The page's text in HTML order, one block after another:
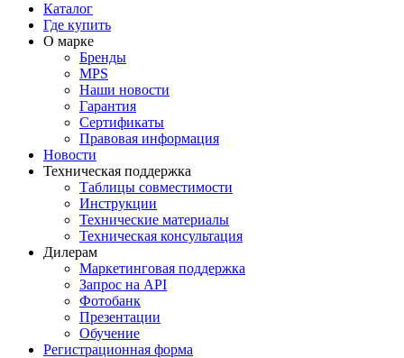
Каталог
Где купить
О марке
Бренды
MPS
Наши новости
Гарантия
Сертификаты
Правовая информация
Новости
Техническая поддержка
Таблицы совместимости
Инструкции
Технические материалы
Техническая консультация
Дилерам
Маркетинговая поддержка
Запрос на API
Фотобанк
Презентации
Обучение
Регистрационная форма